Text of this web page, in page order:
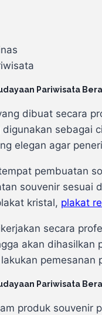
Pariwisata
dibuat secara
sebagai
elegan agar
pembuatan
souvenir sesuai
kristal, plakat
secara
akan
Pariwisata
produk souvenir